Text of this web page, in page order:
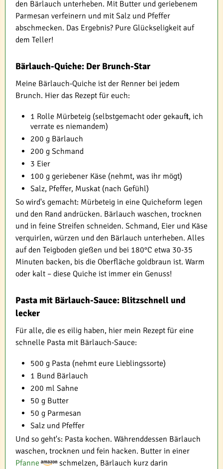
den Bärlauch unterheben. Mit Butter und geriebenem
Parmesan verfeinern und mit Salz und Pfeffer
abschmecken. Das Ergebnis? Pure Glückseligkeit auf
dem Teller!
Bärlauch-Quiche: Der Brunch-Star
Meine Bärlauch-Quiche ist der Renner bei jedem
Brunch. Hier das Rezept für euch:
1 Rolle Mürbeteig (selbstgemacht oder gekauft, ich
verrate es niemandem)
200 g Bärlauch
200 g Schmand
3 Eier
100 g geriebener Käse (nehmt, was ihr mögt)
Salz, Pfeffer, Muskat (nach Gefühl)
So wird's gemacht: Mürbeteig in eine Quicheform legen
und den Rand andrücken. Bärlauch waschen, trocknen
und in feine Streifen schneiden. Schmand, Eier und Käse
verquirlen, würzen und den Bärlauch unterheben. Alles
auf den Teigboden gießen und bei 180°C etwa 30-35
Minuten backen, bis die Oberfläche goldbraun ist. Warm
oder kalt – diese Quiche ist immer ein Genuss!
Pasta mit Bärlauch-Sauce: Blitzschnell und
lecker
Für alle, die es eilig haben, hier mein Rezept für eine
schnelle Pasta mit Bärlauch-Sauce:
500 g Pasta (nehmt eure Lieblingssorte)
1 Bund Bärlauch
200 ml Sahne
50 g Butter
50 g Parmesan
Salz und Pfeffer
Und so geht's: Pasta kochen. Währenddessen Bärlauch
waschen, trocknen und fein hacken. Butter in einer
Pfanne
schmelzen, Bärlauch kurz darin